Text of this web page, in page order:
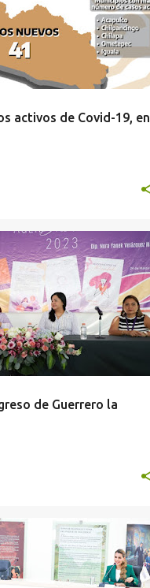
activos de Covid-19, en
de Guerrero la